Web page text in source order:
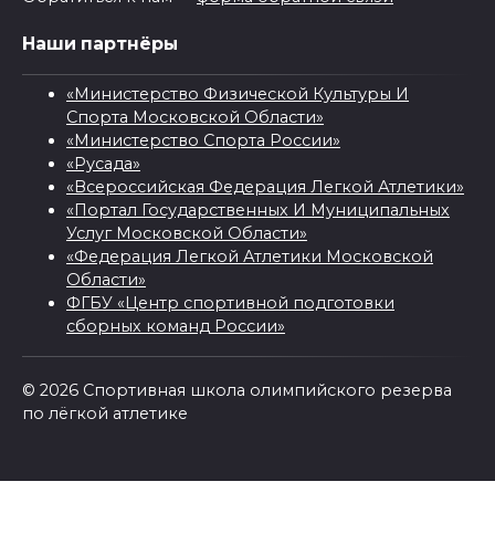
Наши партнёры
«Министерство Физической Культуры И
Спорта Московской Области»
«Министерство Спорта России»
«Русада»
«Всероссийская Федерация Легкой Атлетики»
«Портал Государственных И Муниципальных
Услуг Московской Области»
«Федерация Легкой Атлетики Московской
Области»
ФГБУ «Центр спортивной подготовки
сборных команд России»
© 2026 Спортивная школа олимпийского резерва
по лёгкой атлетике